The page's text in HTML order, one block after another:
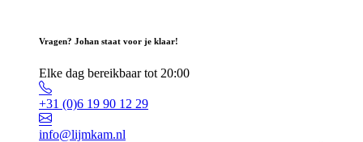
Vragen? Johan staat voor je klaar!
Elke dag bereikbaar tot 20:00
+31 (0)6 19 90 12 29
info@lijmkam.nl